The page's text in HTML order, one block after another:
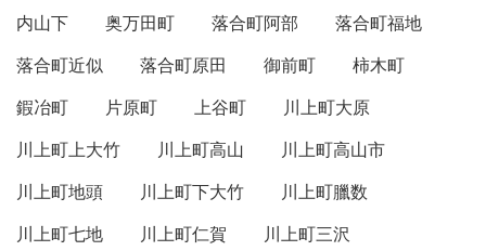
内山下
奥万田町 落合町阿部
落合町福地
落合町近似
落合町原田 御前町
柿木町
鍜冶町
片原町 上谷町
川上町大原
川上町上大竹
川上町高山
川上町高山市
川上町地頭
川上町下大竹
川上町臘数
川上町七地
川上町仁賀
川上町三沢